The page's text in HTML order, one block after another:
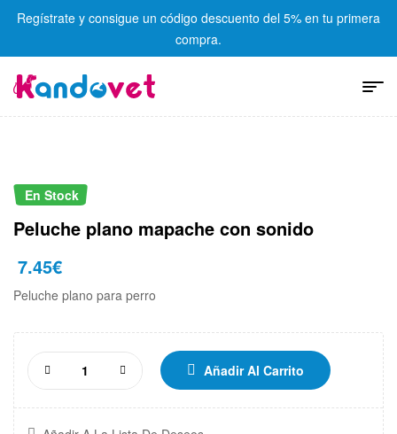
Regístrate y consigue un código descuento del 5% en tu primera
compra.
En Stock
Peluche plano mapache con sonido
7.45€
Peluche plano para perro
Añadir Al Carrito